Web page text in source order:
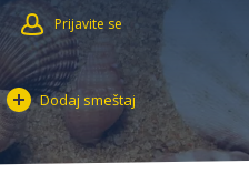
Prijavite se
Dodaj smeštaj